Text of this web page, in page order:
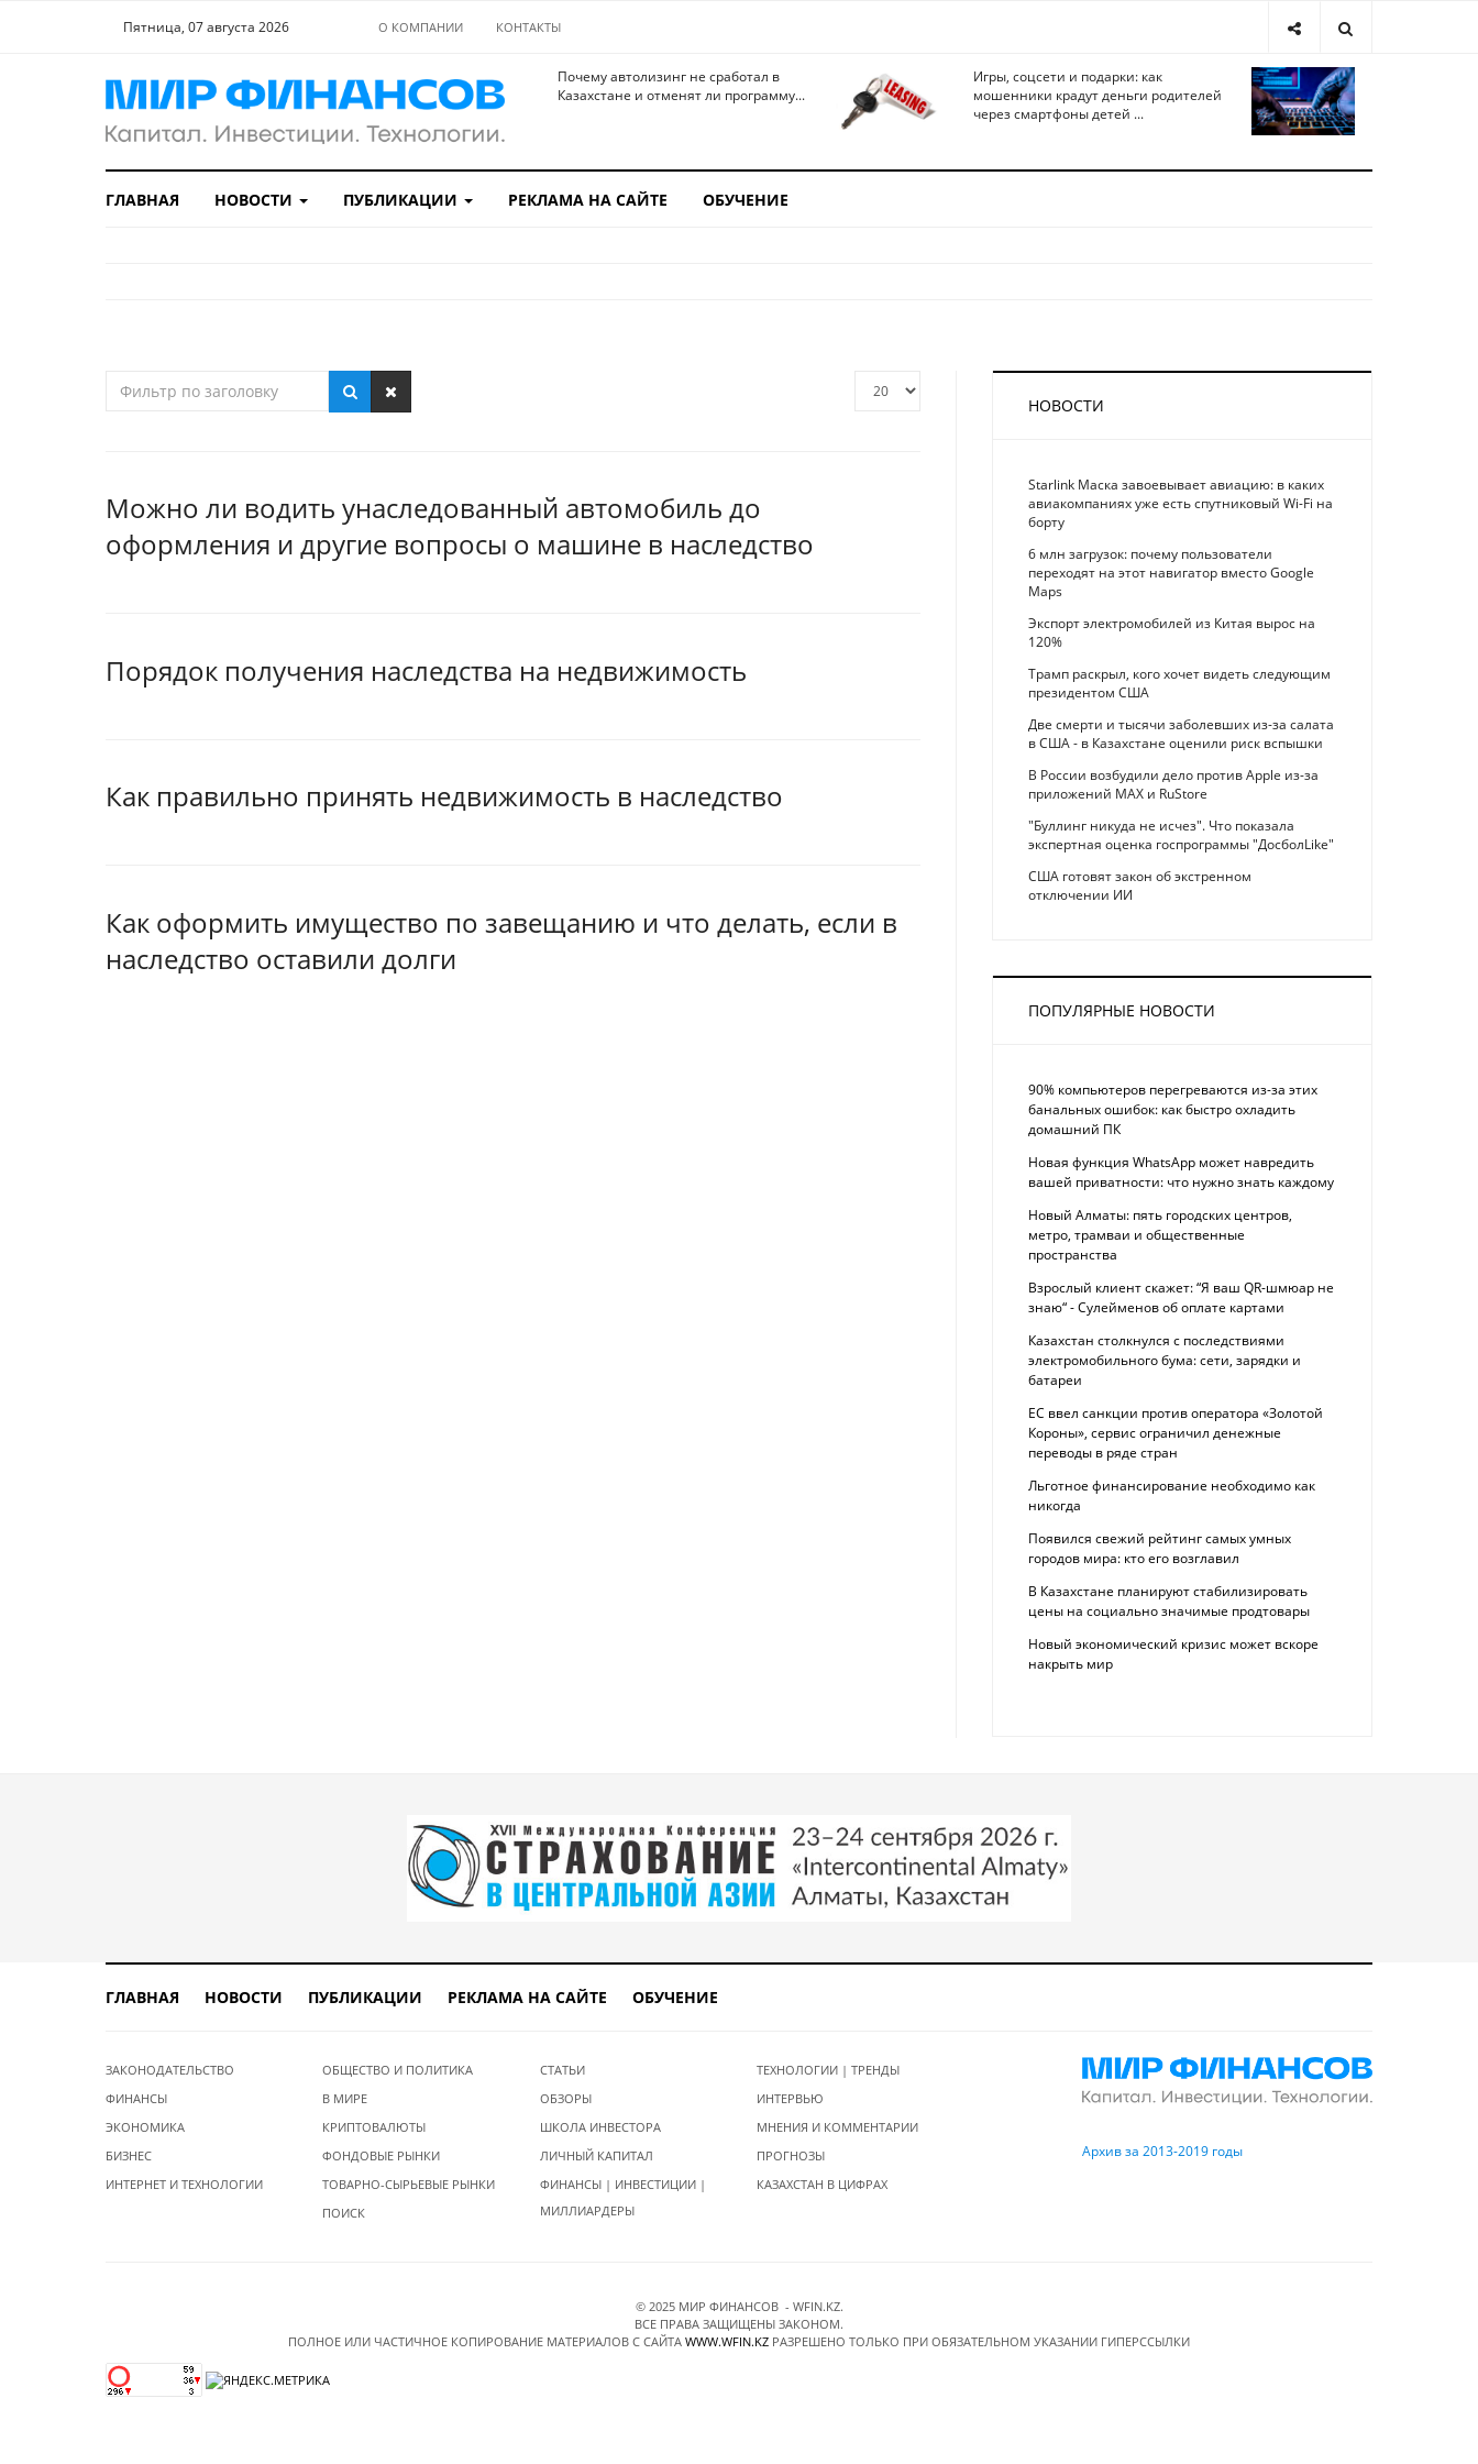
Пятница, 07 августа 2026 О КОМПАНИИ КОНТАКТЫ
Почему автолизинг не сработал в
Казахстане и отменят ли программу...
Игры, соцсети и подарки: как
мошенники крадут деньги родителей
через смартфоны детей ...
ГЛАВНАЯ НОВОСТИ ПУБЛИКАЦИИ РЕКЛАМА НА САЙТЕ ОБУЧЕНИЕ
Можно ли водить унаследованный автомобиль до
оформления и другие вопросы о машине в наследство
Порядок получения наследства на недвижимость
Как правильно принять недвижимость в наследство
Как оформить имущество по завещанию и что делать, если в
наследство оставили долги
НОВОСТИ
Starlink Маска завоевывает авиацию: в каких
авиакомпаниях уже есть спутниковый Wi-Fi на
борту
6 млн загрузок: почему пользователи
переходят на этот навигатор вместо Google
Maps
Экспорт электромобилей из Китая вырос на
120%
Трамп раскрыл, кого хочет видеть следующим
президентом США
Две смерти и тысячи заболевших из-за салата
в США - в Казахстане оценили риск вспышки
В России возбудили дело против Apple из-за
приложений MAX и RuStore
"Буллинг никуда не исчез". Что показала
экспертная оценка госпрограммы "ДосболLike"
США готовят закон об экстренном
отключении ИИ
ПОПУЛЯРНЫЕ НОВОСТИ
90% компьютеров перегреваются из-за этих
банальных ошибок: как быстро охладить
домашний ПК
Новая функция WhatsApp может навредить
вашей приватности: что нужно знать каждому
Новый Алматы: пять городских центров,
метро, трамваи и общественные
пространства
Взрослый клиент скажет: “Я ваш QR-шмюар не
знаю“ - Сулейменов об оплате картами
Казахстан столкнулся с последствиями
электромобильного бума: сети, зарядки и
батареи
ЕС ввел санкции против оператора «Золотой
Короны», сервис ограничил денежные
переводы в ряде стран
Льготное финансирование необходимо как
никогда
Появился свежий рейтинг самых умных
городов мира: кто его возглавил
В Казахстане планируют стабилизировать
цены на социально значимые продтовары
Новый экономический кризис может вскоре
накрыть мир
ГЛАВНАЯ НОВОСТИ ПУБЛИКАЦИИ РЕКЛАМА НА САЙТЕ ОБУЧЕНИЕ
ЗАКОНОДАТЕЛЬСТВО
ФИНАНСЫ
ЭКОНОМИКА
БИЗНЕС
ИНТЕРНЕТ И ТЕХНОЛОГИИ
ОБЩЕСТВО И ПОЛИТИКА
В МИРЕ
КРИПТОВАЛЮТЫ
ФОНДОВЫЕ РЫНКИ
ТОВАРНО-СЫРЬЕВЫЕ РЫНКИ
ПОИСК
СТАТЬИ
ОБЗОРЫ
ШКОЛА ИНВЕСТОРА
ЛИЧНЫЙ КАПИТАЛ
ФИНАНСЫ | ИНВЕСТИЦИИ |
МИЛЛИАРДЕРЫ
ТЕХНОЛОГИИ | ТРЕНДЫ
ИНТЕРВЬЮ
МНЕНИЯ И КОММЕНТАРИИ
ПРОГНОЗЫ
КАЗАХСТАН В ЦИФРАХ
Архив за 2013-2019 годы
© 2025 МИР ФИНАНСОВ - WFIN.KZ.
ВСЕ ПРАВА ЗАЩИЩЕНЫ ЗАКОНОМ.
ПОЛНОЕ ИЛИ ЧАСТИЧНОЕ КОПИРОВАНИЕ МАТЕРИАЛОВ C САЙТА WWW.WFIN.KZ РАЗРЕШЕНО ТОЛЬКО ПРИ ОБЯЗАТЕЛЬНОМ УКАЗАНИИ ГИПЕРССЫЛКИ